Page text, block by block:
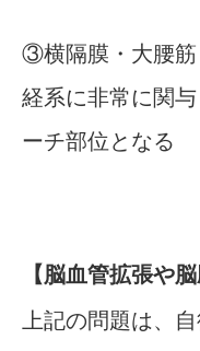
③横隔膜・大腰筋
経系に非常に関
ーチ部位となる
【脳血管拡張や
上記の問題は、